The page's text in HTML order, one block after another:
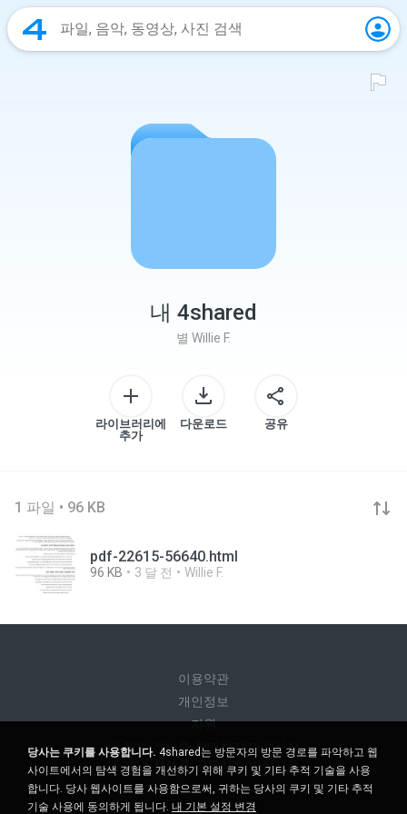
내 4shared
별 Willie F.
라이브러리에
추가
다운로드 공유
1 파일 • 96 KB
pdf-22615-56640.html
96 KB 3 달 전 Willie F.
이용약관
개인정보
지원
내 개인 정보를 판매하지 마십시오
내 개인 정보를 공유하지 마십시오
당사는 쿠키를 사용합니다. 4shared는 방문자의 방문 경로를 파악하고 웹
사이트에서의 탐색 경험을 개선하기 위해 쿠키 및 기타 추적 기술을 사용
합니다. 당사 웹사이트를 사용함으로써, 귀하는 당사의 쿠키 및 기타 추적
기술 사용에 동의하게 됩니다. 내 기본 설정 변경